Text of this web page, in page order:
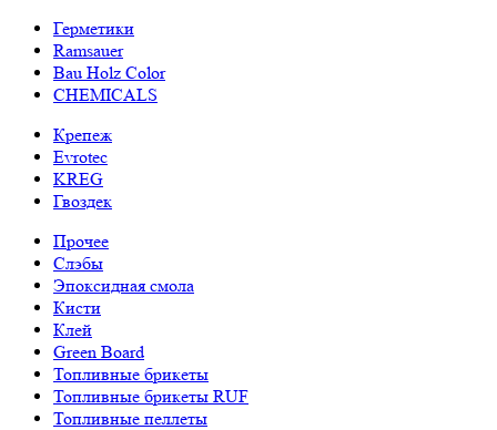
Герметики
Ramsauer
Bau Holz Color
CHEMICALS
Крепеж
Evrotec
KREG
Гвоздек
Прочее
Слэбы
Эпоксидная смола
Кисти
Клей
Green Board
Топливные брикеты
Топливные брикеты RUF
Топливные пеллеты